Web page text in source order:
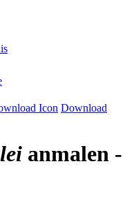
Icon Download
anmalen -